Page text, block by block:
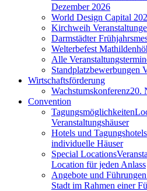
Dezember 2026
World Design Capital
Kirchweih
Darmstädter
Welterbefest
Alle
Standplatzbewerbungen
Wirtschaftsförderung
Wachstumskonferenz20.
Convention
Tagungsmöglichkeiten
Veranstaltungshäuser
Hotels und Tagungshotels
individuelle Häuser
Special Locations
Location für jeden Anlass
Angebote und
Stadt im Rahmen einer